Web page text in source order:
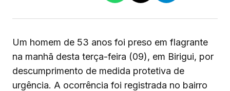
Um homem de 53 anos foi preso em flagrante
na manhã desta terça-feira (09), em Birigui, por
descumprimento de medida protetiva de
urgência. A ocorrência foi registrada no bairro